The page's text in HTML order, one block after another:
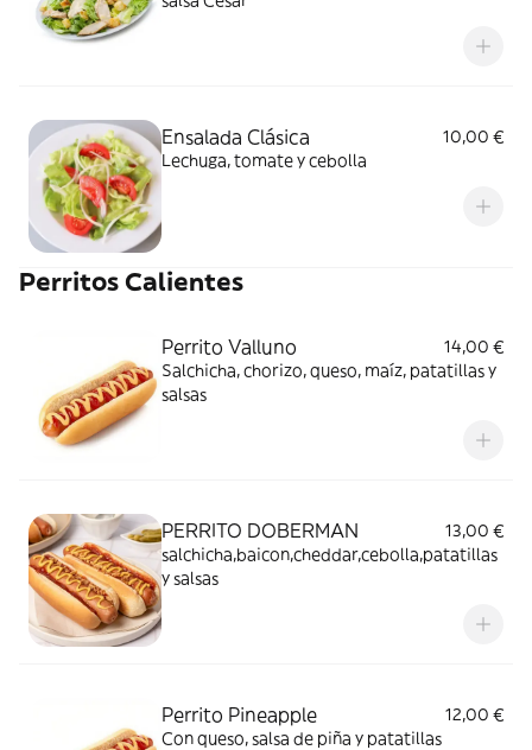
Ensalada Clásica
10,00 €
Lechuga, tomate y cebolla
Perritos Calientes
Perrito Valluno
14,00 €
Salchicha, chorizo, queso, maíz, patatillas y
salsas
PERRITO DOBERMAN
13,00 €
salchicha,baicon,cheddar,cebolla,patatillas
y salsas
Perrito Pineapple
12,00 €
Con queso, salsa de piña y patatillas